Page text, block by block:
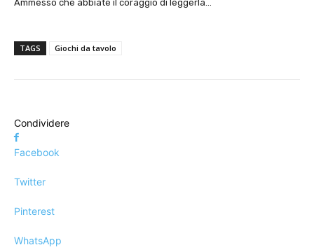
Ammesso che abbiate il coraggio di leggerla…
TAGS Giochi da tavolo
Condividere
Facebook
Twitter
Pinterest
WhatsApp